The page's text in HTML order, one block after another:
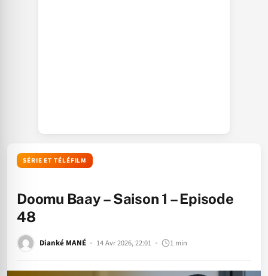
SÉRIE ET TÉLÉFILM
Doomu Baay – Saison 1 – Episode
48
Dianké MANÉ 14 Avr 2026, 22:01 1 min